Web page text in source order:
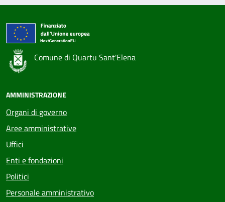
Comune di Quartu Sant'Elena
AMMINISTRAZIONE
Organi di governo
Aree amministrative
Uffici
Enti e fondazioni
Politici
Personale amministrativo